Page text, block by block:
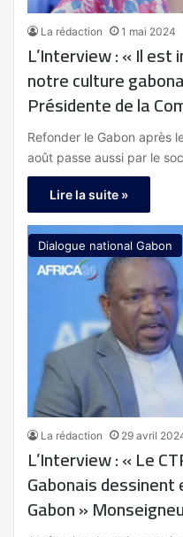
La rédaction 1 mai 2024
L’Interview : « Il
notre culture
Présidente de la
Dialogue National
Refonder le Gabon après
août passe aussi par le
Lire la suite »
Dialogue national Gabon
La rédaction 29 avril
L’Interview : « Le
Gabonais
Gabon »